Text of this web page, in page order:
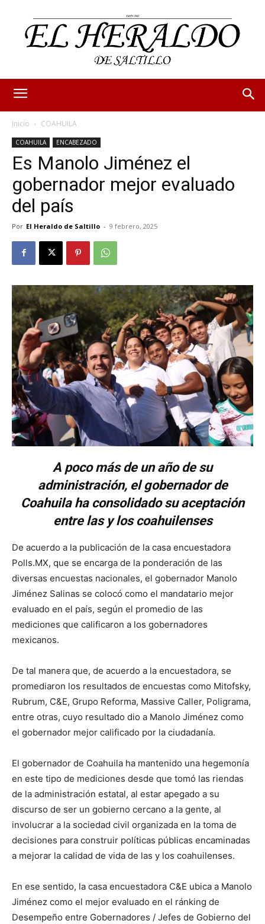
Inicio COAHUILA
COAHUILA ENCABEZADO
Es Manolo Jiménez el
gobernador mejor evaluado
del país
Por El Heraldo de Saltillo - 9 febrero, 2025
A poco más de un año de su
administración, el gobernador de
Coahuila ha consolidado su aceptación
entre las y los coahuilenses
De acuerdo a la publicación de la casa encuestadora
Polls.MX, que se encarga de la ponderación de las
diversas encuestas nacionales, el gobernador Manolo
Jiménez Salinas se colocó como el mandatario mejor
evaluado en el país, según el promedio de las
mediciones que calificaron a los gobernadores
mexicanos.
De tal manera que, de acuerdo a la encuestadora, se
promediaron los resultados de encuestas como Mitofsky,
Rubrum, C&E, Grupo Reforma, Massive Caller, Poligrama,
entre otras, cuyo resultado dio a Manolo Jiménez como
el gobernador mejor calificado por la ciudadanía.
El gobernador de Coahuila ha mantenido una hegemonía
en este tipo de mediciones desde que tomó las riendas
de la administración estatal, al estar apegado a su
discurso de ser un gobierno cercano a la gente, al
involucrar a la sociedad civil organizada en la toma de
decisiones para construir políticas públicas encaminadas
a mejorar la calidad de vida de las y los coahuilenses.
En ese sentido, la casa encuestadora C&E ubica a Manolo
Jiménez como el mejor evaluado en el ránking de
Desempeño entre Gobernadores / Jefes de Gobierno del